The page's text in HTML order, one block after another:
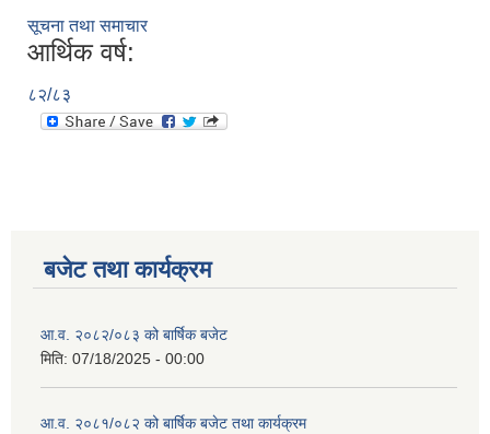
सूचना तथा समाचार
आर्थिक वर्ष:
८२/८३
बजेट तथा कार्यक्रम
आ.व. २०८२/०८३ को बार्षिक बजेट
मिति: 07/18/2025 - 00:00
आ.व. २०८१/०८२ को बार्षिक बजेट तथा कार्यक्रम